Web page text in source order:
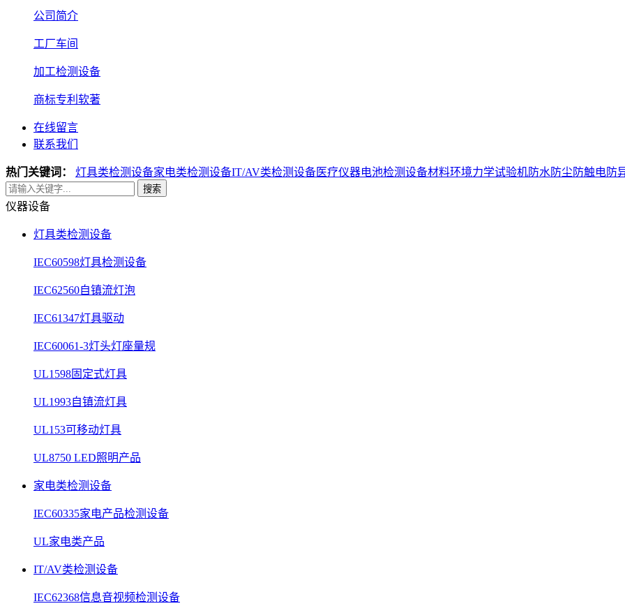
公司简介
工厂车间
加工检测设备
商标专利软著
在线留言
联系我们
热门关键词： 灯具类检测设备家电类检测设备IT/AV类检测设备医疗仪器电池检测设备材料环境力学试验机防水防尘防触电防
搜索
仪器设备
灯具类检测设备
IEC60598灯具检测设备
IEC62560自镇流灯泡
IEC61347灯具驱动
IEC60061-3灯头灯座量规
UL1598固定式灯具
UL1993自镇流灯具
UL153可移动灯具
UL8750 LED照明产品
家电类检测设备
IEC60335家电产品检测设备
UL家电类产品
IT/AV类检测设备
IEC62368信息音视频检测设备